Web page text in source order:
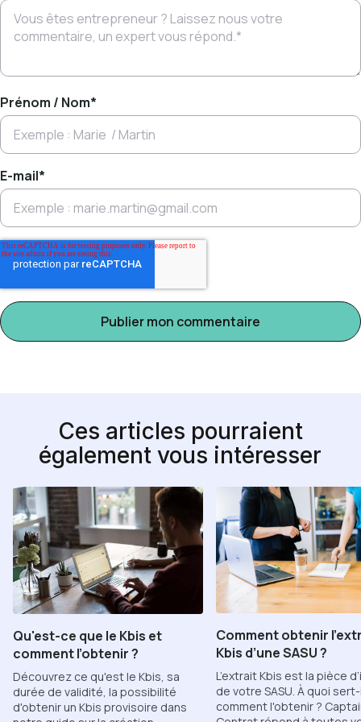
Prénom / Nom*
E-mail*
Ces articles pourraient
également vous intéresser
Qu'est-ce que le Kbis et
comment l’obtenir ?
Découvrez ce qu'est le Kbis, sa
durée de validité, la possibilité
d'obtenir un Kbis provisoire dans
Comment obtenir
Kbis d’une SASU ?
L’extrait Kbis est la pièce
de votre SASU. À quoi
comment l'obtenir ?